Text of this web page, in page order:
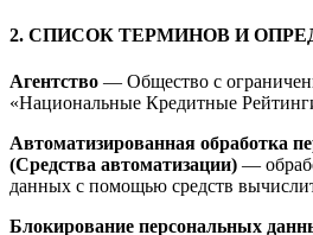
2. СПИСОК ТЕРМИНОВ И
Агентство — Общество с
«Национальные Кредитные
Автоматизированная обработка
(Средства автоматизации) —
данных с помощью средств
Блокирование персональных